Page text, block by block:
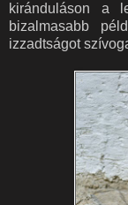
kiránduláson a
bizalmasabb
izzadtságot